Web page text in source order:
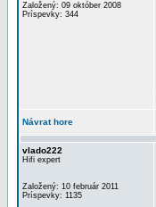
Založený: 09 október 2008
Príspevky: 344
Návrat hore
vlado222
Hifi expert
Založený: 10 február 2011
Príspevky: 1135